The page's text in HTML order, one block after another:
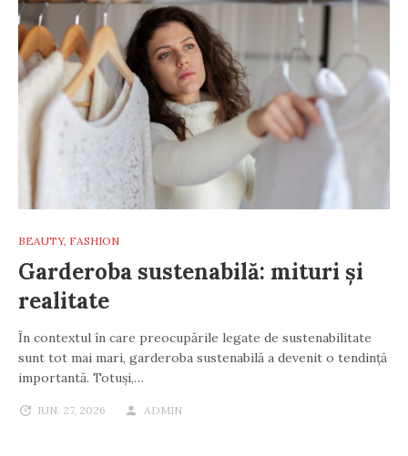
BEAUTY, FASHION
Garderoba sustenabilă: mituri și
realitate
În contextul în care preocupările legate de sustenabilitate
sunt tot mai mari, garderoba sustenabilă a devenit o tendință
importantă. Totuși,…
IUN. 27, 2026 ADMIN